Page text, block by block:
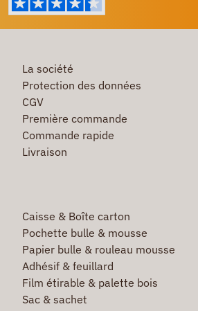
La société
Protection des données
CGV
Première commande
Commande rapide
Livraison
Caisse & Boîte carton
Pochette bulle & mousse
Papier bulle & rouleau mousse
Adhésif & feuillard
Film étirable & palette bois
Sac & sachet